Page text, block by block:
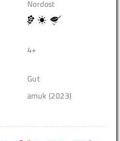
Nordost
4+
Gut
amuk (2023)